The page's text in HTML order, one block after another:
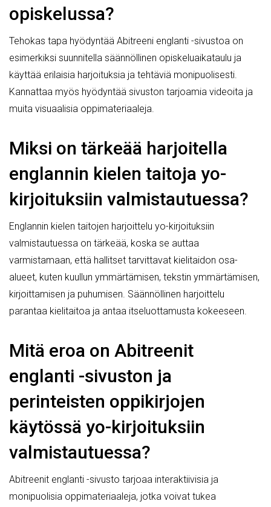
opiskelussa?
Tehokas tapa hyödyntää Abitreeni englanti -sivustoa on
esimerkiksi suunnitella säännöllinen opiskeluaikataulu ja
käyttää erilaisia harjoituksia ja tehtäviä monipuolisesti.
Kannattaa myös hyödyntää sivuston tarjoamia videoita ja
muita visuaalisia oppimateriaaleja.
Miksi on tärkeää harjoitella
englannin kielen taitoja yo-
kirjoituksiin valmistautuessa?
Englannin kielen taitojen harjoittelu yo-kirjoituksiin
valmistautuessa on tärkeää, koska se auttaa
varmistamaan, että hallitset tarvittavat kielitaidon osa-
alueet, kuten kuullun ymmärtämisen, tekstin ymmärtämisen,
kirjoittamisen ja puhumisen. Säännöllinen harjoittelu
parantaa kielitaitoa ja antaa itseluottamusta kokeeseen.
Mitä eroa on Abitreenit
englanti -sivuston ja
perinteisten oppikirjojen
käytössä yo-kirjoituksiin
valmistautuessa?
Abitreenit englanti -sivusto tarjoaa interaktiivisia ja
monipuolisia oppimateriaaleja, jotka voivat tukea